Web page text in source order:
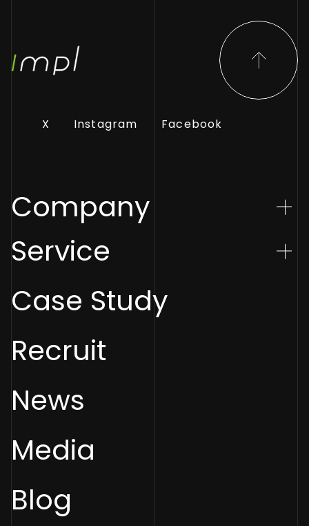
X Instagram Facebook
Company
Service
Case Study
Recruit
News
Media
Blog